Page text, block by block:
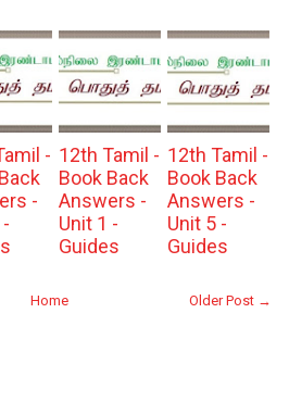
-
-
12th Tamil -
Book Back
Answers -
Unit 1 -
Guides
12th Tamil -
Book Back
Answers -
Unit 5 -
Guides
Older Post →
Home